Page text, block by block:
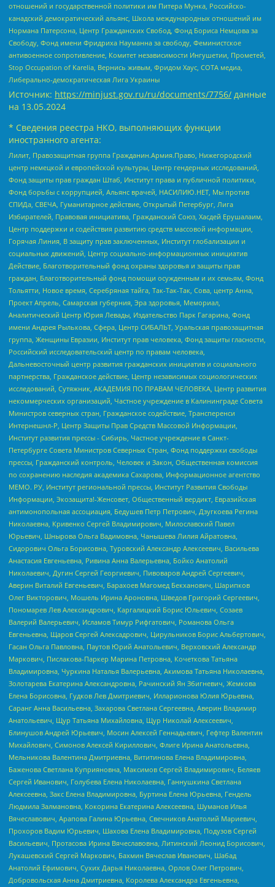
отношений и государственной политики им Питера Мунка, Российско-
канадский демократический альянс, Школа международных отношений им
Нормана Патерсона, Центр Гражданских Свобод, Фонд Бориса Немцова за
Свободу, Фонд имени Фридриха Науманна за свободу, Феминистское
антивоенное сопротивление, Комитет независимости Ингушетии, Прометей,
Stop Occupation of Karelia, Вернись живым, Фридом Хаус, СОТА медиа,
Либерально-демократическая Лига Украины
Источник: https://minjust.gov.ru/ru/documents/7756/ данные
на 13.05.2024
* Сведения реестра НКО, выполняющих функции
иностранного агента:
Лилит, Правозащитная группа Гражданин.Армия.Право, Нижегородский
центр немецкой и европейской культуры, Центр гендерных исследований,
Фонд защиты прав граждан Штаб, Институт права и публичной политики,
Фонд борьбы с коррупцией, Альянс врачей, НАСИЛИЮ.НЕТ, Мы против
СПИДа, СВЕЧА, Гуманитарное действие, Открытый Петербург, Лига
Избирателей, Правовая инициатива, Гражданский Союз, Хасдей Ерушалаим,
Центр поддержки и содействия развитию средств массовой информации,
Горячая Линия, В защиту прав заключенных, Институт глобализации и
социальных движений, Центр социально-информационных инициатив
Действие, Благотворительный фонд охраны здоровья и защиты прав
граждан, Благотворительный фонд помощи осужденным и их семьям, Фонд
Тольятти, Новое время, Серебряная тайга, Так-Так-Так, Сова, центр Анна,
Проект Апрель, Самарская губерния, Эра здоровья, Мемориал,
Аналитический Центр Юрия Левады, Издательство Парк Гагарина, Фонд
имени Андрея Рылькова, Сфера, Центр СИБАЛЬТ, Уральская правозащитная
группа, Женщины Евразии, Институт прав человека, Фонд защиты гласности,
Российский исследовательский центр по правам человека,
Дальневосточный центр развития гражданских инициатив и социального
партнерства, Гражданское действие, Центр независимых социологических
исследований, Сутяжник, АКАДЕМИЯ ПО ПРАВАМ ЧЕЛОВЕКА, Центр развития
некоммерческих организаций, Частное учреждение в Калининграде Совета
Министров северных стран, Гражданское содействие, Трансперенси
Интернешнл-Р, Центр Защиты Прав Средств Массовой Информации,
Институт развития прессы - Сибирь, Частное учреждение в Санкт-
Петербурге Совета Министров Северных Стран, Фонд поддержки свободы
прессы, Гражданский контроль, Человек и Закон, Общественная комиссия
по сохранению наследия академика Сахарова, Информационное агентство
МЕМО. РУ, Институт региональной прессы, Институт Развития Свободы
Информации, Экозащита!-Женсовет, Общественный вердикт, Евразийская
антимонопольная ассоциация, Бедушев Петр Петрович, Дзугкоева Регина
Николаевна, Кривенко Сергей Владимирович, Милославский Павел
Юрьевич, Шнырова Ольга Вадимовна, Чанышева Лилия Айратовна,
Сидорович Ольга Борисовна, Туровский Александр Алексеевич, Васильева
Анастасия Евгеньевна, Ривина Анна Валерьевна, Бойко Анатолий
Николаевич, Дугин Сергей Георгиевич, Пивоваров Андрей Сергеевич,
Аверин Виталий Евгеньевич, Барахоев Магомед Бекханович, Шарипков
Олег Викторович, Мошель Ирина Ароновна, Шведов Григорий Сергеевич,
Пономарев Лев Александрович, Каргалицкий Борис Юльевич, Созаев
Валерий Валерьевич, Исламов Тимур Рифгатович, Романова Ольга
Евгеньевна, Щаров Сергей Алексадрович, Цирульников Борис Альбертович,
Гасан Ольга Павловна, Паутов Юрий Анатольевич, Верховский Александр
Маркович, Пислакова-Паркер Марина Петровна, Кочеткова Татьяна
Владимировна, Чуркина Наталья Валерьевна, Акимова Татьяна Николаевна,
Золотарева Екатерина Александровна, Рачинский Ян Збигневич, Жемкова
Елена Борисовна, Гудков Лев Дмитриевич, Илларионова Юлия Юрьевна,
Саранг Анна Васильевна, Захарова Светлана Сергеевна, Аверин Владимир
Анатольевич, Щур Татьяна Михайловна, Щур Николай Алексеевич,
Блинушов Андрей Юрьевич, Мосин Алексей Геннадьевич, Гефтер Валентин
Михайлович, Симонов Алексей Кириллович, Флиге Ирина Анатольевна,
Мельникова Валентина Дмитриевна, Вититинова Елена Владимировна,
Баженова Светлана Куприяновна, Максимов Сергей Владимирович, Беляев
Сергей Иванович, Голубева Елена Николаевна, Ганнушкина Светлана
Алексеевна, Закс Елена Владимировна, Буртина Елена Юрьевна, Гендель
Людмила Залмановна, Кокорина Екатерина Алексеевна, Шуманов Илья
Вячеславович, Арапова Галина Юрьевна, Свечников Анатолий Мариевич,
Прохоров Вадим Юрьевич, Шахова Елена Владимировна, Подузов Сергей
Васильевич, Протасова Ирина Вячеславовна, Литинский Леонид Борисович,
Лукашевский Сергей Маркович, Бахмин Вячеслав Иванович, Шабад
Анатолий Ефимович, Сухих Дарья Николаевна, Орлов Олег Петрович,
Добровольская Анна Дмитриевна, Королева Александра Евгеньевна,